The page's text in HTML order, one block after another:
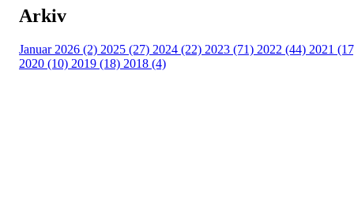
Arkiv
Januar 2026 (2) 2025 (27) 2024 (22) 2023 (71) 2022 (44) 2021
2020 (10) 2019 (18) 2018 (4)